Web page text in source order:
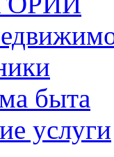
быта
услуги